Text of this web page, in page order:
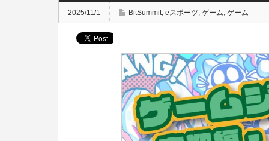
2025/11/1 BitSummit, eスポーツ, ゲーム, ゲーム